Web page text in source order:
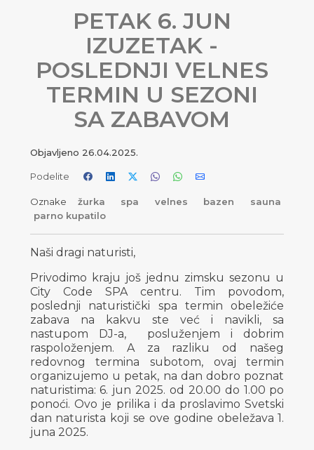
PETAK 6. JUN
IZUZETAK -
POSLEDNJI VELNES
TERMIN U SEZONI
SA ZABAVOM
Objavljeno 26.04.2025.
Podelite
Oznake žurka spa velnes bazen
sauna
parno kupatilo
Naši dragi naturisti,
Privodimo kraju još jednu zimsku sezonu u
City Code SPA centru. Tim povodom,
poslednji naturistički spa termin obeležiće
zabava na kakvu ste već i navikli, sa
nastupom DJ-a, posluženjem i dobrim
raspoloženjem. A za razliku od našeg
redovnog termina subotom, ovaj termin
organizujemo u petak, na dan dobro poznat
naturistima: 6. jun 2025. od 20.00 do 1.00 po
ponoći. Ovo je prilika i da proslavimo Svetski
dan naturista koji se ove godine obeležava 1.
juna 2025.